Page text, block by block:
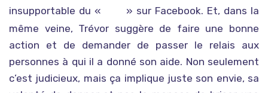
insupportable du «
» sur Facebook. Et, dans la
même veine, Trévor suggère de faire une bonne
action et de demander de passer le relais aux
personnes à qui il a donné son aide. Non seulement
c’est judicieux, mais ça implique juste son envie, sa